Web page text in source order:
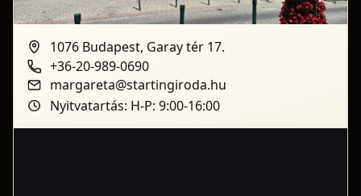
1076 Budapest, Garay tér 17.
+36-20-989-0690
margareta@startingiroda.hu
Nyitvatartás: H-P: 9:00-16:00